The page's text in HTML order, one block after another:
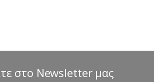
στο Newsletter μας